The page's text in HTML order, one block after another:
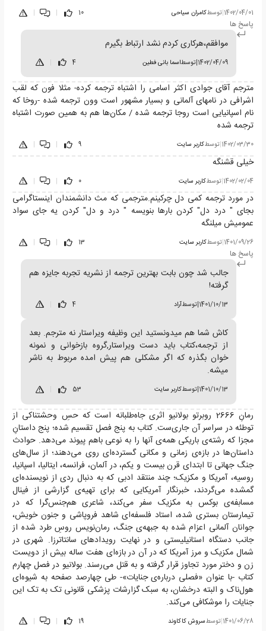
1402/04/01
|توسطکامران سیاحی 10
|
|
پاسخ ها
موافقم،هرکاری کردم نشد ارتباط بگیرم
1402/04/09
|توسطاسما بانی فطین 4
مترجم آقای جوادی اکثر اسامی را اشتباه ترجمه کرده- مثلا فون که لقب
اشرافی در نامهای آلمانی و بسیار مشهور است وون ترجمه شده -روخا که
نام اسپانیایی است روجا ترجمه شده / مکان‌ها هم به همین صورت اشتباه
ترجمه شده
1402/03/30
|توسطکاربر سایت 9
|
|
خیلی قشنگه
1402/02/04
|توسطکاربر سایت 0
|
|
در مورد ترجمه کمی دل چرکینم.مترجمی که مث دانشمندان اینستاگرامی
بجای " درد دل" کردن بارها بنویسه " درد و دل" کردن یه جای سواد
عمومیش میلنگه
1401/09/26
|توسطکاربر سایت 13
|
|
پاسخ ها
جالب شد چون بابت بهترین ترجمه از نشریه تجربه جایزه هم
گرفته!
1401/10/13
|توسطآراد 4
کاش شما هم میدونستید این وظیفه ویراستار نه مترجم. بعد
از ترجمه،کتاب باید دست ویراستار,گروه بازخوانی و نمونه
خوان بگذره که اگر مشکلی هم پیش امده مربوط به ناشر
میشه.
1401/10/13
|توسطکاربر سایت 53
رمانِ 2666 روبرتو بولانیو اثری جاه‌طلبانه است که حسِ وحشتناکی از
توطئه در سراسر آن جاری‌ست. کتاب به پنج فصل تقسیم شده؛ پنج داستانِ
مجزا که رشته‌ی باریکی همه‌ی آنها را به نوعی باهم پیوند می‌دهد. حوادث
داستان‌ها در بازه‌ی زمانی و مکانی گسترده‌ای روی می‌دهند؛ از سال‌های
جنگ جهانی تا ابتدای قرن بیست و یکم، در آلمان، فرانسه، ایتالیا، اسپانیا،
روسیه، آمریکا و مکزیک؛ چند منتقد ادبی که به دنبال ردی از نویسنده‌ای
گمشده می‌گردند، خبرنگار آمریکایی که برای تهیه‌ی گزارشی از فینال
مسابفه‌ی بوکس به مکزیک سفر می‌کند، شاعری هم‌جنس‌گرا که در
تیمارستان بستری شده، استاد فلسفه‌ای شاهد فروپاشی و جنون خویش،
جوانان آلمانی اعزام شده به جبهه‌ی جنگ، رمان‌نویس روسِ طرد شده از
جانب دستگاه استانیلیستی و در نهایت رویدادهای سانتاترزا. شهری در
شمال مکزیک و مرز آمریکا که در آن در بازه‌ای هفت ساله بیش از دویست
زن و دختر مورد تجاوز قرار گرفته و به قتل می‌رسند. بولانیو در فصل چهارم
کتاب -با عنوان «فصلی درباره‌ی جنایات»- طی چهارصد صفحه به شیوه‌ای
هول‌ناک و البته درخشان، به سبک گزارشات پزشکی قانونی تک به تک این
جنایات را موشکافی می‌کند.
1401/06/28
|توسطسروش كاكاوند 19
|
|